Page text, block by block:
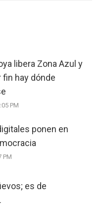
libera Zona Azul y
fin hay dónde
PM
ponen en
PM
es de